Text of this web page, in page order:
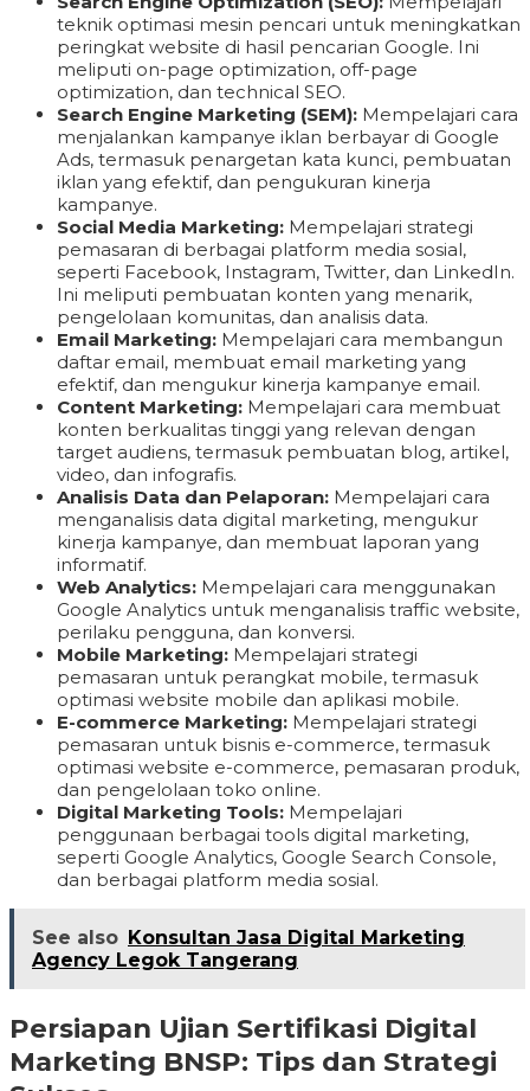
teknik optimasi mesin pencari untuk meningkatkan
peringkat website di hasil pencarian Google. Ini
meliputi on-page optimization, off-page
optimization, dan technical SEO.
Search Engine Marketing (SEM): Mempelajari cara
menjalankan kampanye iklan berbayar di Google
Ads, termasuk penargetan kata kunci, pembuatan
iklan yang efektif, dan pengukuran kinerja
kampanye.
Social Media Marketing: Mempelajari strategi
pemasaran di berbagai platform media sosial,
seperti Facebook, Instagram, Twitter, dan LinkedIn.
Ini meliputi pembuatan konten yang menarik,
pengelolaan komunitas, dan analisis data.
Email Marketing: Mempelajari cara membangun
daftar email, membuat email marketing yang
efektif, dan mengukur kinerja kampanye email.
Content Marketing: Mempelajari cara membuat
konten berkualitas tinggi yang relevan dengan
target audiens, termasuk pembuatan blog, artikel,
video, dan infografis.
Analisis Data dan Pelaporan: Mempelajari cara
menganalisis data digital marketing, mengukur
kinerja kampanye, dan membuat laporan yang
informatif.
Web Analytics: Mempelajari cara menggunakan
Google Analytics untuk menganalisis traffic website,
perilaku pengguna, dan konversi.
Mobile Marketing: Mempelajari strategi
pemasaran untuk perangkat mobile, termasuk
optimasi website mobile dan aplikasi mobile.
E-commerce Marketing: Mempelajari strategi
pemasaran untuk bisnis e-commerce, termasuk
optimasi website e-commerce, pemasaran produk,
dan pengelolaan toko online.
Digital Marketing Tools: Mempelajari
penggunaan berbagai tools digital marketing,
seperti Google Analytics, Google Search Console,
dan berbagai platform media sosial.
See also Konsultan Jasa Digital Marketing
Agency Legok Tangerang
Persiapan Ujian Sertifikasi Digital
Marketing BNSP: Tips dan Strategi